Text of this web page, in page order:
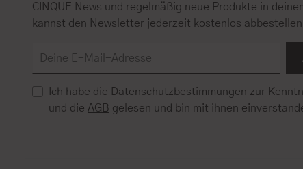
CINQUE News und regelmäßig neue Produkte in
kannst den Newsletter jederzeit kostenlos
Ich habe die Datenschutzbestimmungen zur
und die AGB gelesen und bin mit ihnen